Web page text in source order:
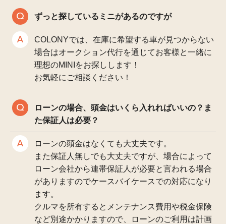
ずっと探しているミニがあるのですが
COLONYでは、在庫に希望する車が見つからない
場合はオークション代行を通じてお客様と一緒に
理想のMINIをお探しします！
お気軽にご相談ください！
ローンの場合、頭金はいくら入れればいいの？ま
た保証人は必要？
ローンの頭金はなくても大丈夫です。
また保証人無しでも大丈夫ですが、場合によって
ローン会社から連帯保証人が必要と言われる場合
がありますのでケースバイケースでの対応になり
ます。
クルマを所有するとメンテナンス費用や税金保険
など別途かかりますので、ローンのご利用は計画